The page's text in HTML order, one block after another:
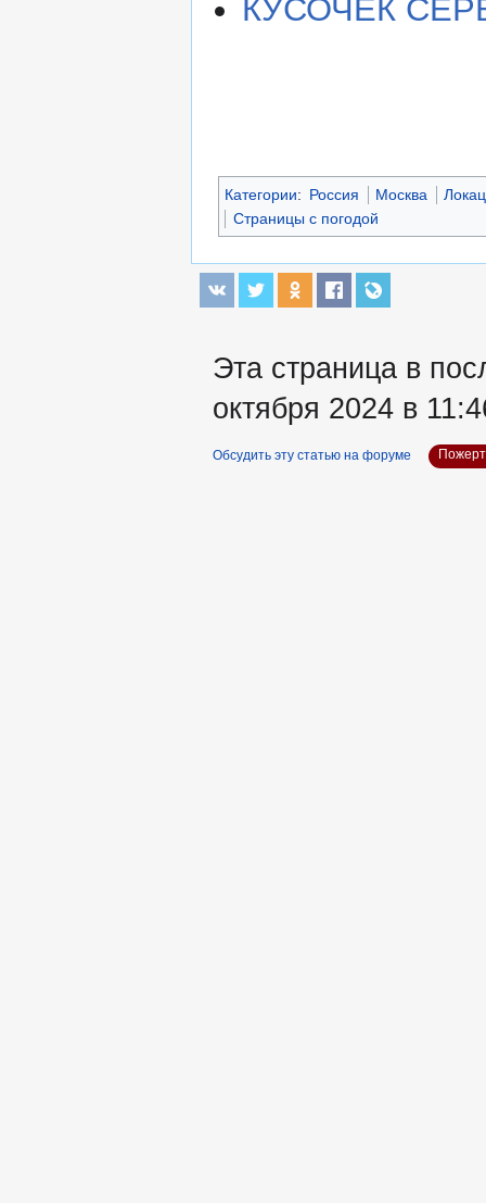
КУСОЧЕК
Категории: Россия Москва
Страницы с погодой
Эта страница в
октября 2024 в
Обсудить эту статью на форуме